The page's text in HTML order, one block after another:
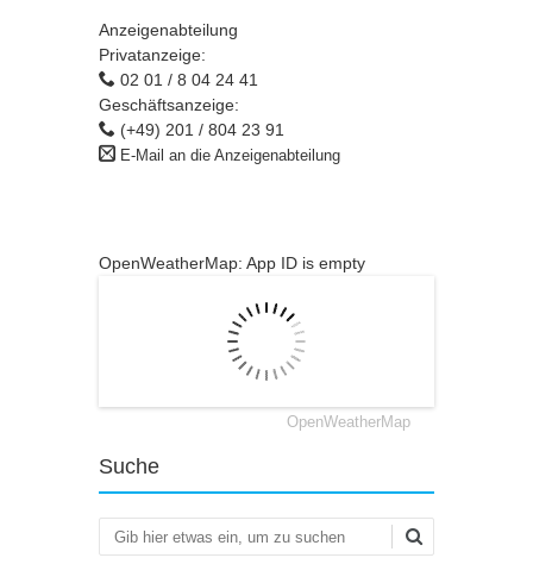
Anzeigenabteilung
Privatanzeige:
02 01 / 8 04 24 41
Geschäftsanzeige:
(+49) 201 / 804 23 91
E-Mail an die Anzeigenabteilung
OpenWeatherMap: App ID is empty
OpenWeatherMap
Suche
Suchen